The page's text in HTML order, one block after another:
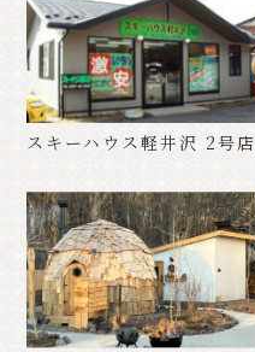
スキーハウス軽井沢 2号店